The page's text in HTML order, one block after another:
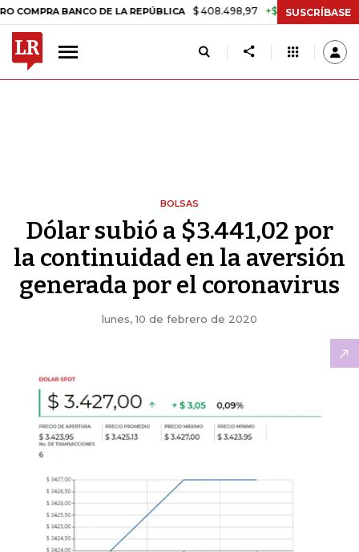
BANCO DE LA REPÚBLICA $ 408.498,97 +$ 8.753,81 +2,19%
SUSCRÍBASE
BOLSAS
Dólar subió a $3.441,02 por
la continuidad en la aversión
generada por el coronavirus
lunes, 10 de febrero de 2020